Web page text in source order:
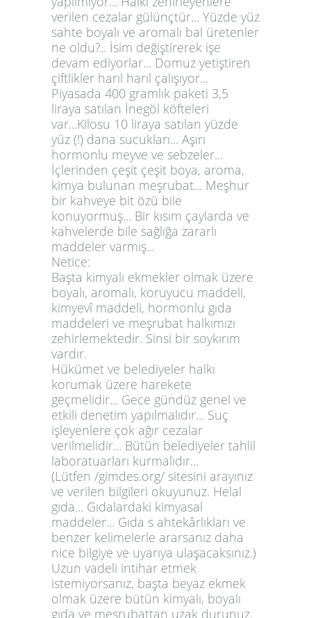
verilen cezalar gülünçtür... Yüzde yüz
sahte boyalı ve aromalı bal üretenler
ne oldu?.. İsim değiştirerek işe
devam ediyorlar... Domuz yetiştiren
çiftlikler harıl harıl çalışıyor...
Piyasada 400 gramlık paketi 3,5
liraya satılan İnegöl köfteleri
var...Kilosu 10 liraya satılan yüzde
yüz (!) dana sucukları... Aşırı
hormonlu meyve ve sebzeler...
İçlerinden çeşit çeşit boya, aroma,
kimya bulunan meşrubat... Meşhur
bir kahveye bit özü bile
konuyormuş... Bir kısım çaylarda ve
kahvelerde bile sağlığa zararlı
maddeler varmış...
Netice:
Başta kimyalı ekmekler olmak üzere
boyalı, aromalı, koruyucu maddeli,
kimyevî maddeli, hormonlu gıda
maddeleri ve meşrubat halkımızı
zehirlemektedir. Sinsi bir soykırım
vardır.
Hükümet ve belediyeler halkı
korumak üzere harekete
geçmelidir... Gece gündüz genel ve
etkili denetim yapılmalıdır... Suç
işleyenlere çok ağır cezalar
verilmelidir... Bütün belediyeler tahlil
laboratuarları kurmalıdır...
(Lütfen /gimdes.org/ sitesini arayınız
ve verilen bilgileri okuyunuz. Helal
gıda... Gıdalardaki kimyasal
maddeler... Gıda s ahtekârlıkları ve
benzer kelimelerle ararsanız daha
nice bilgiye ve uyarıya ulaşacaksınız.)
Uzun vadeli intihar etmek
istemiyorsanız, başta beyaz ekmek
olmak üzere bütün kimyalı, boyalı
gıda ve meşrubattan uzak durunuz.